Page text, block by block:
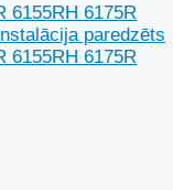
6155RH 6175R
paredzēts
6155RH 6175R